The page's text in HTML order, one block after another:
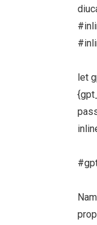
let